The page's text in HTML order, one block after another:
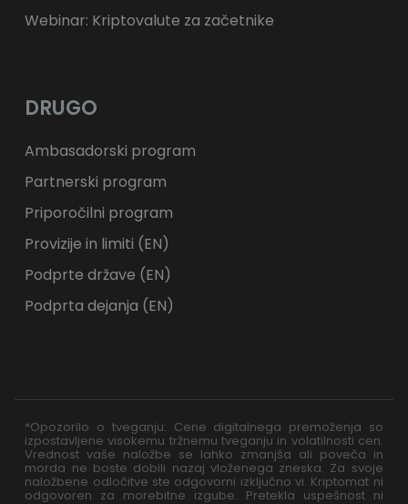
Webinar: Kriptovalute za začetnike
DRUGO
Ambasadorski program
Partnerski program
Priporočilni program
Provizije in limiti (EN)
Podprte države (EN)
Podprta dejanja (EN)
*Opozorilo o tveganju: Cene digitalnega premoženja so
izpostavljene visokemu tržnemu tveganju in volatilnosti cen.
Vrednost vaše naložbe se lahko zmanjša ali poveča in
morda ne boste dobili nazaj vloženega zneska. Za svoje
naložbene odločitve ste odgovorni izključno vi. Kriptomat ni
odgovoren za morebitne izgube. Pretekla uspešnost ni